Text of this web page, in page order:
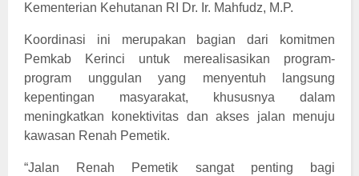
Kementerian Kehutanan RI Dr. Ir. Mahfudz, M.P.
Koordinasi ini merupakan bagian dari komitmen
Pemkab Kerinci untuk merealisasikan program-
program unggulan yang menyentuh langsung
kepentingan masyarakat, khususnya dalam
meningkatkan konektivitas dan akses jalan menuju
kawasan Renah Pemetik.
“Jalan Renah Pemetik sangat penting bagi